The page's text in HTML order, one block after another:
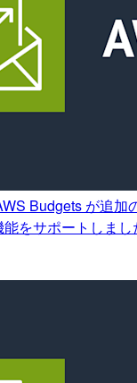
Budgets が追加
をサポートしまし